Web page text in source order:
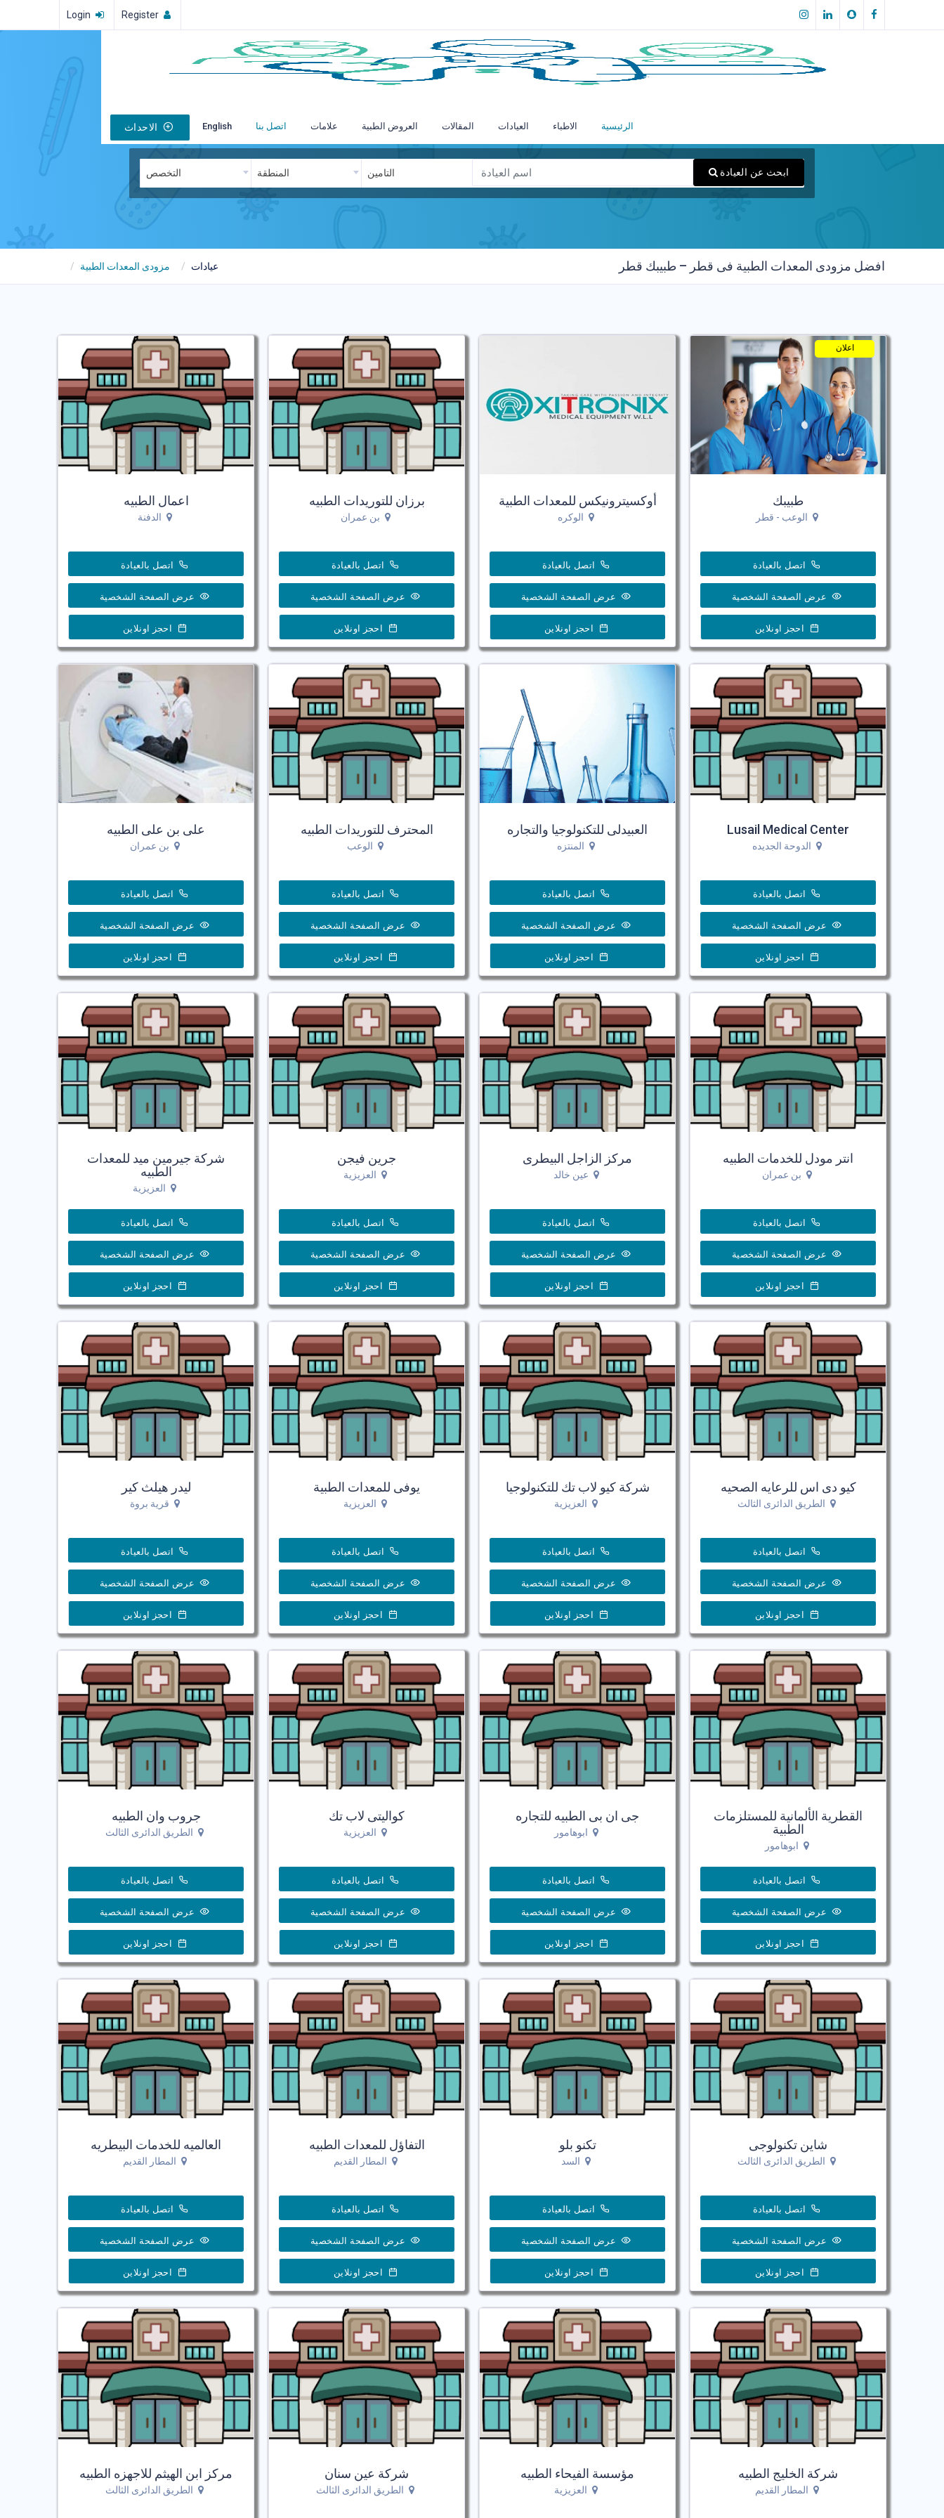
Register
Login
الرئيسية الاطباء العيادات المقالات العروض الطبية علامات اتصل بنا English الاحداث
التخصص المنطقة التامين ابحث عن العيادة
افضل مزودى المعدات الطبية فى قطر – طبيبك قطر عيادات مزودى المعدات الطبية
اعلان
طبيبك
الوعب - قطر
اتصل بالعيادة
عرض الصفحة الشخصية
احجز اونلاين
أوكسيترونيكس للمعدات الطبية
الوكره
اتصل بالعيادة
عرض الصفحة الشخصية
احجز اونلاين
برزان للتوريدات الطبيه
بن عمران
اتصل بالعيادة
عرض الصفحة الشخصية
احجز اونلاين
اعمال الطبيه
الدفنة
اتصل بالعيادة
عرض الصفحة الشخصية
احجز اونلاين
Lusail Medical Center
الدوحة الجديده
اتصل بالعيادة
عرض الصفحة الشخصية
احجز اونلاين
العبيدلى للتكنولوجيا والتجاره
المنتزه
اتصل بالعيادة
عرض الصفحة الشخصية
احجز اونلاين
المحترف للتوريدات الطبيه
الوعب
اتصل بالعيادة
عرض الصفحة الشخصية
احجز اونلاين
على بن على الطبيه
بن عمران
اتصل بالعيادة
عرض الصفحة الشخصية
احجز اونلاين
انتر مودل للخدمات الطبيه
بن عمران
اتصل بالعيادة
عرض الصفحة الشخصية
احجز اونلاين
مركز الزاجل البيطرى
عين خالد
اتصل بالعيادة
عرض الصفحة الشخصية
احجز اونلاين
جرين فيجن
العزيزية
اتصل بالعيادة
عرض الصفحة الشخصية
احجز اونلاين
شركة جيرمين ميد للمعدات
الطبيه
العزيزية
اتصل بالعيادة
عرض الصفحة الشخصية
احجز اونلاين
كيو دى اس للرعايه الصحيه
الطريق الدائرى الثالث
اتصل بالعيادة
عرض الصفحة الشخصية
احجز اونلاين
شركة كيو لاب تك للتكنولوجيا
العزيزية
اتصل بالعيادة
عرض الصفحة الشخصية
احجز اونلاين
يوفى للمعدات الطبية
العزيزية
اتصل بالعيادة
عرض الصفحة الشخصية
احجز اونلاين
ليدر هيلث كير
قرية بروة
اتصل بالعيادة
عرض الصفحة الشخصية
احجز اونلاين
القطرية الألمانية للمستلزمات
الطبية
ابوهامور
اتصل بالعيادة
عرض الصفحة الشخصية
احجز اونلاين
جى ان بى الطبيه للتجاره
ابوهامور
اتصل بالعيادة
عرض الصفحة الشخصية
احجز اونلاين
كواليتى لاب تك
العزيزية
اتصل بالعيادة
عرض الصفحة الشخصية
احجز اونلاين
جروب وان الطبيه
الطريق الدائرى الثالث
اتصل بالعيادة
عرض الصفحة الشخصية
احجز اونلاين
شاين تكنولوجى
الطريق الدائرى الثالث
اتصل بالعيادة
عرض الصفحة الشخصية
احجز اونلاين
تكنو بلو
السد
اتصل بالعيادة
عرض الصفحة الشخصية
احجز اونلاين
التفاؤل للمعدات الطبيه
المطار القديم
اتصل بالعيادة
عرض الصفحة الشخصية
احجز اونلاين
العالميه للخدمات البيطريه
المطار القديم
اتصل بالعيادة
عرض الصفحة الشخصية
احجز اونلاين
شركة الخليج الطبيه
المطار القديم
مؤسسة الفيحاء الطبيه
العزيزية
شركة عين سنان
الطريق الدائرى الثالث
مركز ابن الهيثم للاجهزه الطبيه
الطريق الدائرى الثالث